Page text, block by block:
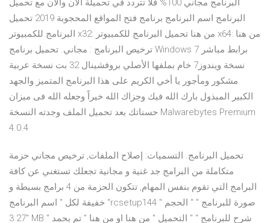
البرنامج مجاني 100% فلا تتردد في تحميلة الان والان مع تحميل
البرنامج اسم البرنامج برنامج فتح المواقع المحجوبة 2019 تحميل
البرنامج للكمبيوتر x32: من هنا تحميل البرنامج للكمبيوتر x64: من هنا
ترخيص البرنامج : مجاني. تحميل برنامج Windows 7 برابط مباشر
نسخة ويندوز7 خام بملفها الأصلي بروفشينال 32 بت نسخة عربية
مشكور ومأجور يا أخي الكريم على هذا البرنامج المتميز والجهد
الكبير المبذول بارك الله فيك وجزاك الله خيراً وجعله الله فى ميزان
حسناتك بعد تحميل الملف وجدته النسخة Malwarebytes Premium
4.0.4
تحميل البرنامج. التسميات: إصلاح الملفات, ترخيص مجاني حزمة
متكاملة من البرامج جد غنية و مجانية تجعلك تستغني عن كافة
البرامج التي تقوم بنفس المهام, تتكون الحزمة من 4 برامج بسيطة و
خفيفة لكل " اسم البرنامج "rcsetup144 " صورة للبرنامج " " الحجم
"3.27 MB " شرح للبرنامج " " التحميل " من هنا او من هنا " تم بحمد